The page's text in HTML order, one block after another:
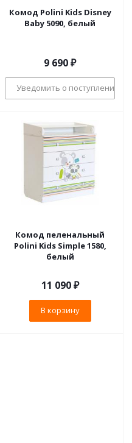
Комод Polini Kids Disney
Baby 5090, белый
9 690₽
Уведомить о поступлении
Комод пеленальный
Polini Kids Simple 1580,
белый
11 090₽
В корзину